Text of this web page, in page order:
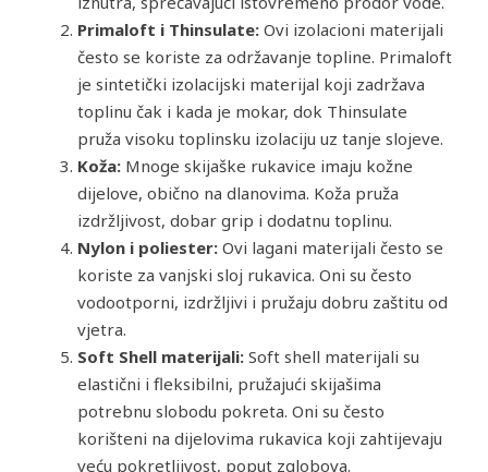
Primaloft i Thinsulate: Ovi izolacioni materijali
često se koriste za održavanje topline. Primaloft
je sintetički izolacijski materijal koji zadržava
toplinu čak i kada je mokar, dok Thinsulate
pruža visoku toplinsku izolaciju uz tanje slojeve.
Koža: Mnoge skijaške rukavice imaju kožne
dijelove, obično na dlanovima. Koža pruža
izdržljivost, dobar grip i dodatnu toplinu.
Nylon i poliester: Ovi lagani materijali često se
koriste za vanjski sloj rukavica. Oni su često
vodootporni, izdržljivi i pružaju dobru zaštitu od
vjetra.
Soft Shell materijali: Soft shell materijali su
elastični i fleksibilni, pružajući skijašima
potrebnu slobodu pokreta. Oni su često
korišteni na dijelovima rukavica koji zahtijevaju
veću pokretljivost, poput zglobova.